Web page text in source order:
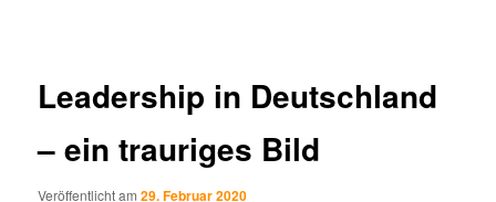
Leadership in Deutschland
– ein trauriges Bild
Veröffentlicht am29. Februar 2020